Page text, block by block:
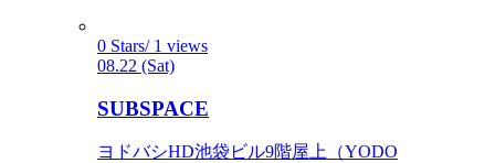
0 Stars/ 1 views
08.22 (Sat)
SUBSPACE
ヨドバシHD池袋ビル9階屋上（YODO